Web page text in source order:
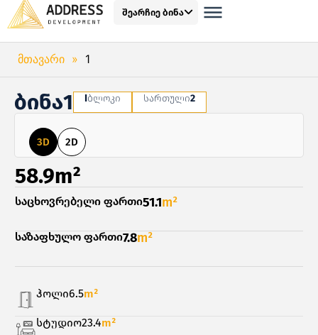
შეარჩიე ბინა
მთავარი » 1
ბინა1 Iბლოკი სართული2
3D 2D
58.9m²
საცხოვრებელი ფართი51.1m²
საზაფხულო ფართი7.8m²
ჰოლი6.5m²
სტუდიო23.4m²